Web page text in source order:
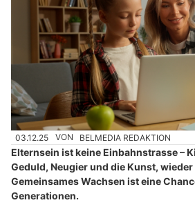
03.12.25 VON BELMEDIA REDAKTION
Elternsein ist keine Einbahnstrasse –
Geduld, Neugier und die Kunst,
Gemeinsames Wachsen ist eine
Generationen.